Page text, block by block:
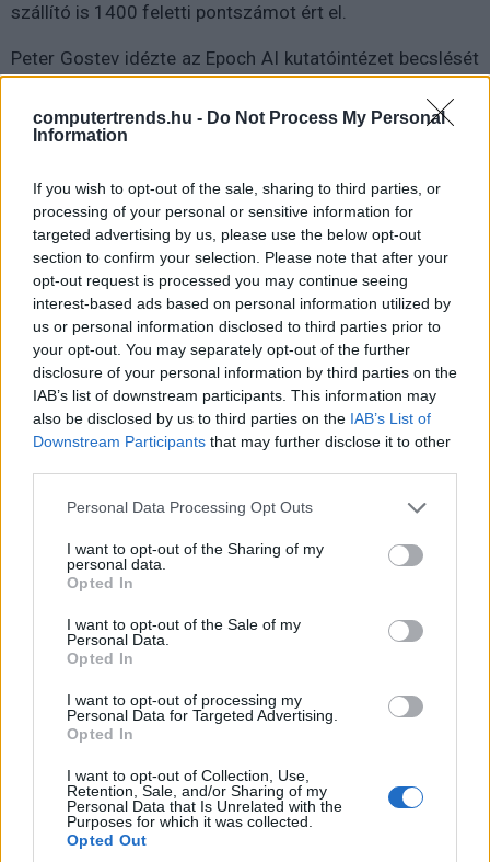
computertrends.hu - Do Not Process My Personal
Information
If you wish to opt-out of the sale, sharing to third parties, or
processing of your personal or sensitive information for
targeted advertising by us, please use the below opt-out
section to confirm your selection. Please note that after your
opt-out request is processed you may continue seeing
interest-based ads based on personal information utilized by
us or personal information disclosed to third parties prior to
your opt-out. You may separately opt-out of the further
disclosure of your personal information by third parties on the
IAB’s list of downstream participants. This information may
also be disclosed by us to third parties on the IAB’s List of
Downstream Participants that may further disclose it to other
Please note that this website/app uses one or more Google
not limited to your visit or usage behaviour. You may click to
grant or deny consent to Google and its third-party tags to
use your data for below specified purposes in below Google
consent section.
Personal Data Processing Opt Outs
I want to opt-out of the Sharing of my
personal data.
Opted In
I want to opt-out of the Sale of my
Personal Data.
Opted In
I want to opt-out of processing my
Personal Data for Targeted Advertising.
Opted In
I want to opt-out of Collection, Use,
Retention, Sale, and/or Sharing of my
Personal Data that Is Unrelated with the
Purposes for which it was collected.
Opted Out
szállító is 1400 feletti pontszámot ért el.
Peter Gostev idézte az Epoch AI kutatóintézet becslését
modelljei 2023 óta következetesen kevesebb számítási
kapacitást használnak, mint az OpenAI modelljei, és
ugyanakkor az Anthropic idén már átveheti a vezetést -
az előrejelzés szerint ugyanis 30 milliárd dollárra, míg az
OpenAI 25 milliárd dollárra számíthat, ami a tavaly
januári szinthez képest mindkét cég esetében hatalmas
ugrásnak minősül.
A ChatGPT kibocsátása, 2022 novembere óta a
processzorgyártók árbevétele is felívelt, az NVIDIA
számai pedig az egekbe szöktek - negyedéves bevétele
már a 70 milliárd dollárhoz közelít, amit a TSMC mintegy
időszakban éppen csak átlépett a 10 milliárd dollár
feletti sávba, majd csökkenni kezdett.
Gyorsabb ütemben növekednek a ChatGPT megjelenése
óta a legnagyobb felhőszolgáltatók árbevételei is - bár
ezek a szereplők az annyi mindent megváltoztató
premier előtti évek számaira és dinamikájára sem
panaszkodhattak. Mindenesetre tavaly a negyedik
negyedévben az AWS 37,6, a Microsoft Azure 32,6, a
könyvelhetett el.
Kilőttek viszont az infrastruktúra-beruházások, összegük
2023 óta évente közel a duplájára emelkedik. A három